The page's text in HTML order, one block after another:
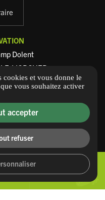
Dolent
L'ORCHER
cookies et vous donne le
vous souhaitez activer
accepter
refuser